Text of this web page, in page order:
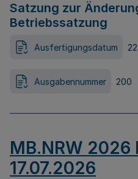
Satzung zur
Betriebssatzung
Ausfertigungsdatum
Ausgabennummer 200
MB.NRW 2026
17.07.2026